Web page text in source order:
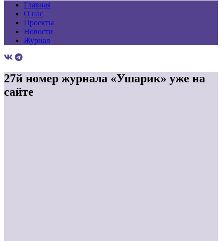
Главная
О нас
Проекты
Новости
Журнал
27й номер журнала «Ушарик» уже на
сайте